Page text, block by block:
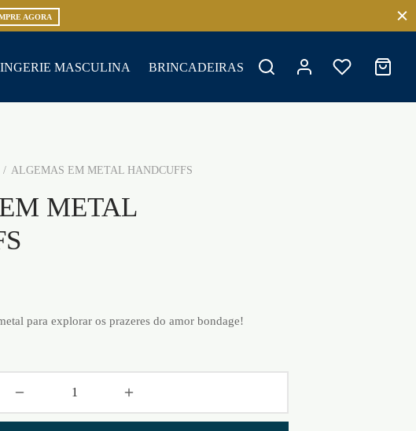
AGORA
MASCULINA BRINCADEIRAS
/ ALGEMAS EM METAL HANDCUFFS
METAL
para explorar os prazeres do amor bondage!